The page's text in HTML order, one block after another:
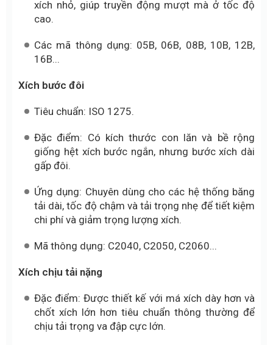
xích nhỏ, giúp truyền động mượt mà ở tốc độ
cao.
Các mã thông dụng: 05B, 06B, 08B, 10B, 12B,
16B...
Xích bước đôi
Tiêu chuẩn: ISO 1275.
Đặc điểm: Có kích thước con lăn và bề rộng
giống hệt xích bước ngắn, nhưng bước xích dài
gấp đôi.
Ứng dụng: Chuyên dùng cho các hệ thống băng
tải dài, tốc độ chậm và tải trọng nhẹ để tiết kiệm
chi phí và giảm trọng lượng xích.
Mã thông dụng: C2040, C2050, C2060...
Xích chịu tải nặng
Đặc điểm: Được thiết kế với má xích dày hơn và
chốt xích lớn hơn tiêu chuẩn thông thường để
chịu tải trọng va đập cực lớn.